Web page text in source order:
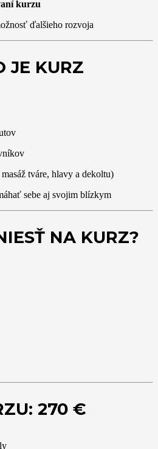
kurzu
ďalšieho rozvoja
JE KURZ
tváre, hlavy a dekoltu)
sebe aj svojim blízkym
NA KURZ?
270 €